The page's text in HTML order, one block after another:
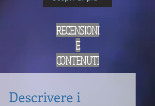
RECENSIONI
E
CONTENUTI
Descrivere i